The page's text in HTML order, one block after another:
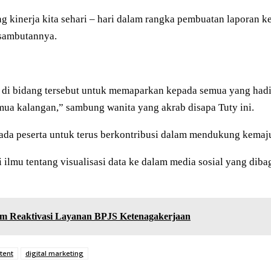
kita sehari – hari dalam rangka pembuatan laporan
bidang tersebut untuk memaparkan kepada semua yang
kalangan,” sambung wanita yang akrab disapa Tuty ini.
peserta untuk terus berkontribusi dalam mendukung
tentang visualisasi data ke dalam media sosial yang
Reaktivasi Layanan BPJS Ketenagakerjaan
digital marketing